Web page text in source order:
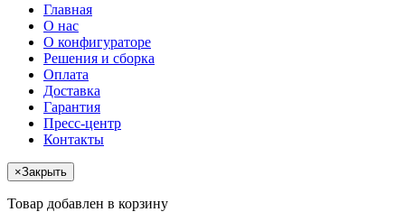
Главная
О нас
О конфигураторе
Решения и сборка
Оплата
Доставка
Гарантия
Пресс-центр
Контакты
×Закрыть
Товар добавлен в корзину